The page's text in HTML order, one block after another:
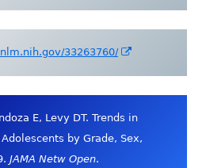
33263760/
Fenster
öffnen
E, Levy DT. Trends in
by Grade, Sex,
JAMA Netw Open.